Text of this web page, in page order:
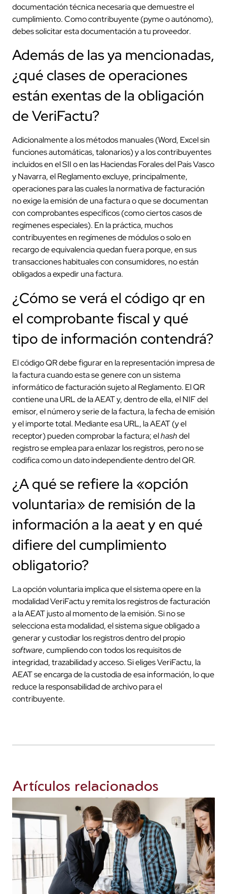
documentación técnica necesaria que demuestre el
cumplimiento. Como contribuyente (pyme o autónomo),
debes solicitar esta documentación a tu proveedor.
Además de las ya mencionadas,
¿qué clases de operaciones
están exentas de la obligación
de VeriFactu?
Adicionalmente a los métodos manuales (Word, Excel sin
funciones automáticas, talonarios) y a los contribuyentes
incluidos en el SII o en las Haciendas Forales del País Vasco
y Navarra, el Reglamento excluye, principalmente,
operaciones para las cuales la normativa de facturación
no exige la emisión de una factura o que se documentan
con comprobantes específicos (como ciertos casos de
regímenes especiales). En la práctica, muchos
contribuyentes en regímenes de módulos o solo en
recargo de equivalencia quedan fuera porque, en sus
transacciones habituales con consumidores, no están
obligados a expedir una factura.
¿Cómo se verá el código qr en
el comprobante fiscal y qué
tipo de información contendrá?
El código QR debe figurar en la representación impresa de
la factura cuando esta se genere con un sistema
informático de facturación sujeto al Reglamento. El QR
contiene una URL de la AEAT y, dentro de ella, el NIF del
emisor, el número y serie de la factura, la fecha de emisión
y el importe total. Mediante esa URL, la AEAT (y el
receptor) pueden comprobar la factura; elhashdel
registro se emplea para enlazar los registros, pero no se
codifica como un dato independiente dentro del QR.
¿A qué se refiere la «opción
voluntaria» de remisión de la
información a la aeat y en qué
difiere del cumplimiento
obligatorio?
La opción voluntaria implica que el sistema opere en la
modalidad VeriFactu y remita los registros de facturación
a la AEAT justo al momento de la emisión. Si no se
selecciona esta modalidad, el sistema sigue obligado a
generar y custodiar los registros dentro del propio
software, cumpliendo con todos los requisitos de
integridad, trazabilidad y acceso. Si eliges VeriFactu, la
AEAT se encarga de la custodia de esa información, lo que
reduce la responsabilidad de archivo para el
contribuyente.
Artículos relacionados